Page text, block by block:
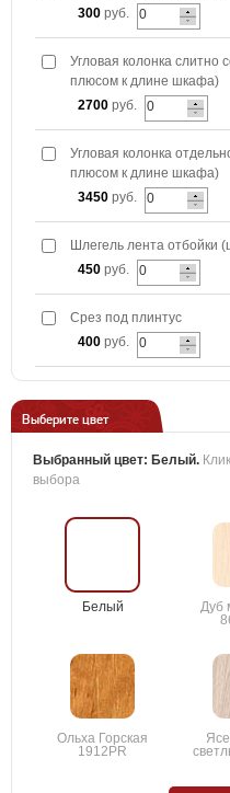
300 руб.
Угловая колонка
плюсом к длине шкафа)
2700 руб.
Угловая колонка
плюсом к длине шкафа)
3450 руб.
Шлегель лента отбойки
450 руб.
Срез под плинтус
400 руб.
Выберите цвет
Выбранный цвет: Белый.
выбора
Белый
Дуб
Ольха Горская
1912PR